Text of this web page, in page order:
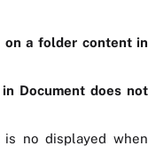
on a folder content in
Document does not
is no displayed when